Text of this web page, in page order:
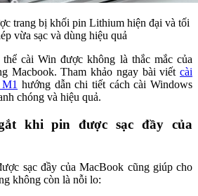
trang bị khối pin Lithium hiện đại và tối
vừa sạc và dùng hiệu quả
cài Win được không là thắc mắc của
Macbook. Tham khảo ngay bài viết cài
hướng dẫn chi tiết cách cài Windows
chóng và hiệu quả.
khi pin được sạc đầy của
sạc đầy của MacBook cũng giúp cho
không còn là nỗi lo: